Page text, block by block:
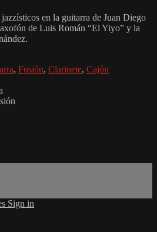
en la guitarra de Juan Diego
de Luis Román “El Yiyo” y la
, Fusión, Clarinete, Cajón
Sign in